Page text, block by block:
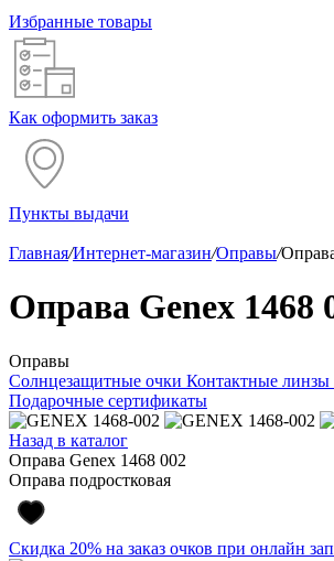
Избранные товары
Как оформить заказ
Пункты выдачи
Главная/Интернет-магазин/Оправы/
Оправа Genex 1468
Оправы
Солнцезащитные очки Контактные линзы
Подарочные сертификаты
Назад в каталог
Оправа Genex 1468 002
Оправа подростковая
Скидка 20% на заказ очков при онлайн